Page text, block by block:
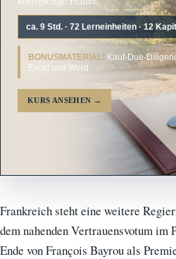
ca. 9 Std. · 72 Lerneinheiten · 12
BONUSMATERIAL: Kauf-Due-
Excel und Word
KURS ANSEHEN →
Frankreich steht eine weitere
dem nahenden Vertrauensvotum im
Ende von François Bayrou als